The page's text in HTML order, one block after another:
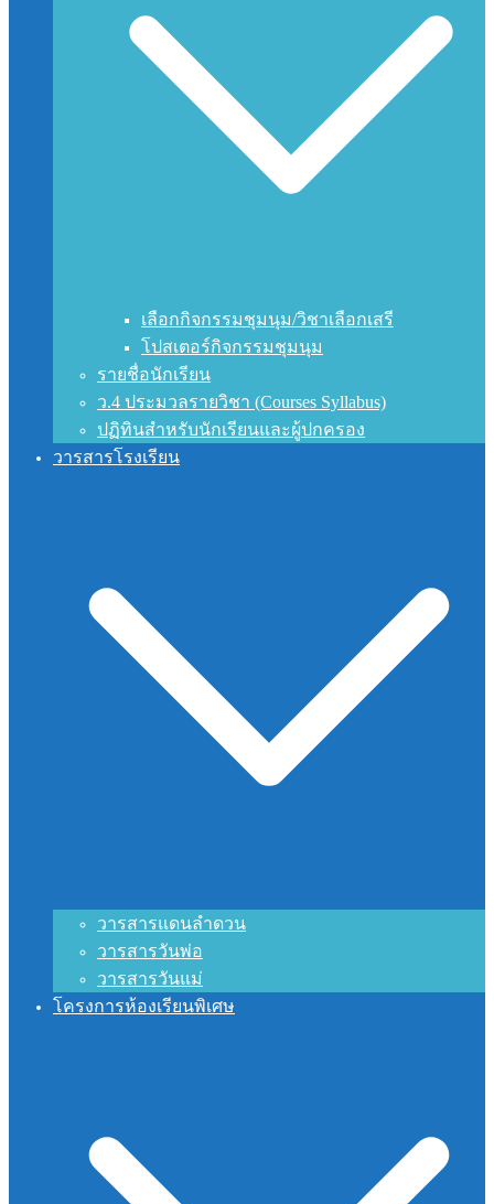
เลือกกิจกรรมชุมนุม/วิชาเลือกเสรี
โปสเตอร์กิจกรรมชุมนุม
รายชื่อนักเรียน
ว.4 ประมวลรายวิชา (Courses Syllabus)
ปฏิทินสำหรับนักเรียนและผู้ปกครอง
วารสารโรงเรียน
วารสารแดนลำดวน
วารสารวันพ่อ
วารสารวันแม่
โครงการห้องเรียนพิเศษ